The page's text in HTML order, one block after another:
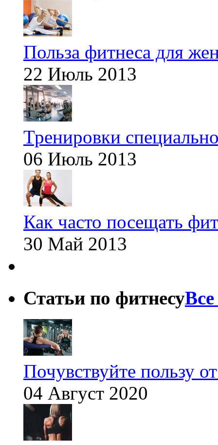
Польза фитнеса для
22 Июль 2013
Тренировки
06 Июль 2013
Как часто посещать
30 Май 2013
Статьи по фитнесу
Почувствуйте пользу
04 Август 2020